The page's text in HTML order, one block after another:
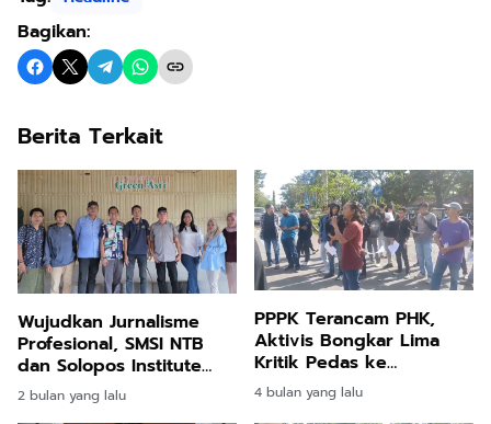
Bagikan:
Berita Terkait
Wujudkan Jurnalisme
Profesional, SMSI NTB
dan Solopos Institute
Gelar UKW Juni
Mendatang
2 bulan yang lalu
PPPK Terancam PHK,
Aktivis Bongkar Lima
Kritik Pedas ke
Pemerintah Kabupaten
Lombok Barat
4 bulan yang lalu